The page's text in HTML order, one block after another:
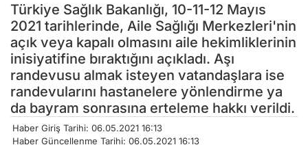
Türkiye Sağlık Bakanlığı, 10-11-12 Mayıs
2021 tarihlerinde, Aile Sağlığı Merkezleri'nin
açık veya kapalı olmasını aile hekimliklerinin
inisiyatifine bıraktığını açıkladı. Aşı
randevusu almak isteyen vatandaşlara ise
randevularını hastanelere yönlendirme ya
da bayram sonrasına erteleme hakkı verildi.
Haber Giriş Tarihi: 06.05.2021 16:13
Haber Güncellenme Tarihi: 06.05.2021 16:13